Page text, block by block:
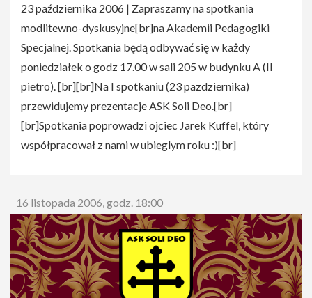
23 października 2006 | Zapraszamy na spotkania
modlitewno-dyskusyjne[br]na Akademii Pedagogiki
Specjalnej. Spotkania będą odbywać się w każdy
poniedziałek o godz 17.00 w sali 205 w budynku A (II
pietro). [br][br]Na I spotkaniu (23 pazdziernika)
przewidujemy prezentacje ASK Soli Deo.[br]
[br]Spotkania poprowadzi ojciec Jarek Kuffel, który
współpracował z nami w ubieglym roku :)[br]
16 listopada 2006, godz. 18:00